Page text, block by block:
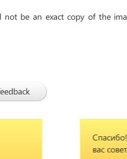
not be an exact copy of the
Cпасибо! Все
вас советовать.